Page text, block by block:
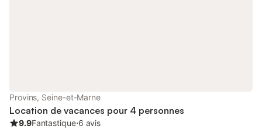
Provins, Seine-et-Marne
Location de vacances pour 4 personnes
9.9Fantastique⋅6 avis